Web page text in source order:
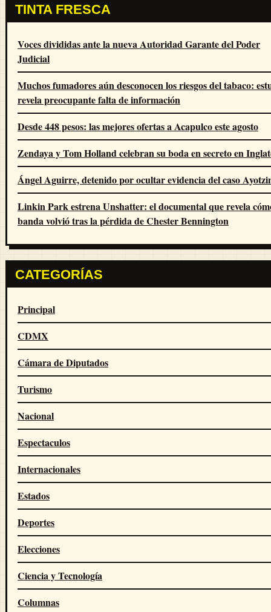
TINTA FRESCA
Voces divididas ante la nueva Autoridad Garante del Poder
Judicial
Muchos fumadores aún desconocen los riesgos del tabaco:
revela preocupante falta de información
Desde 448 pesos: las mejores ofertas a Acapulco este agosto
Zendaya y Tom Holland celebran su boda en secreto en
Ángel Aguirre, detenido por ocultar evidencia del caso
Linkin Park estrena Unshatter: el documental que revela
banda volvió tras la pérdida de Chester Bennington
CATEGORÍAS
Principal
CDMX
Cámara de Diputados
Turismo
Nacional
Espectaculos
Internacionales
Estados
Deportes
Elecciones
Ciencia y Tecnología
Columnas